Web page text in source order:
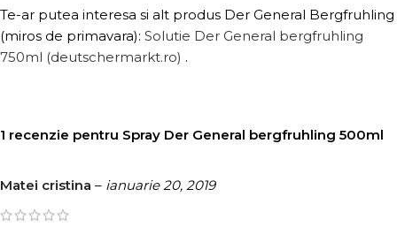
Te-ar putea interesa si alt produs Der General Bergfruhling
(miros de primavara): Solutie Der General bergfruhling
750ml (deutschermarkt.ro) .
1 recenzie pentru Spray Der General bergfruhling 500ml
Matei cristina – ianuarie 20, 2019